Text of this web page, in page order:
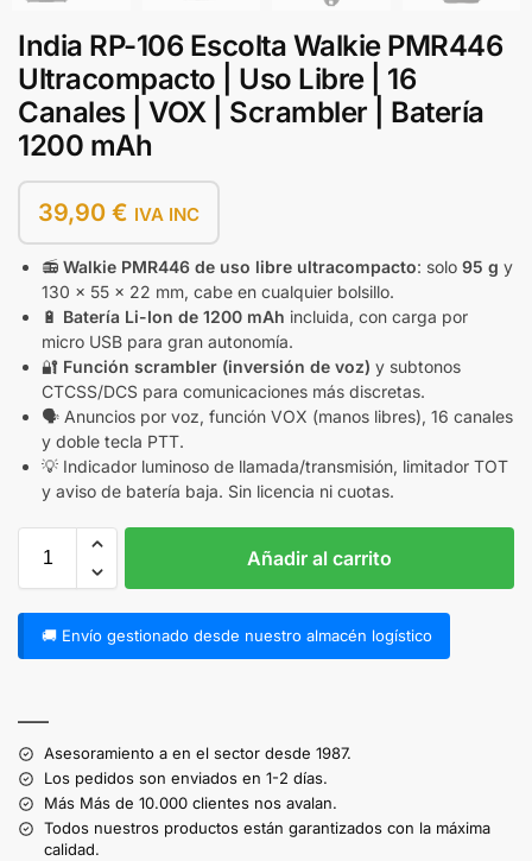
India RP-106 Escolta Walkie PMR446
Ultracompacto | Uso Libre | 16
Canales | VOX | Scrambler | Batería
1200 mAh
39,90 € IVA INC
📻 Walkie PMR446 de uso libre ultracompacto: solo 95 g y
130 × 55 × 22 mm, cabe en cualquier bolsillo.
🔋 Batería Li-Ion de 1200 mAh incluida, con carga por
micro USB para gran autonomía.
🔐 Función scrambler (inversión de voz) y subtonos
CTCSS/DCS para comunicaciones más discretas.
🗣️ Anuncios por voz, función VOX (manos libres), 16 canales
y doble tecla PTT.
💡 Indicador luminoso de llamada/transmisión, limitador TOT
y aviso de batería baja. Sin licencia ni cuotas.
Añadir al carrito
🚚 Envío gestionado desde nuestro almacén logístico
l
t
e
r
n
——
Asesoramiento a en el sector desde 1987.
Los pedidos son enviados en 1-2 días.
Más Más de 10.000 clientes nos avalan.
Todos nuestros productos están garantizados con la máxima
calidad.